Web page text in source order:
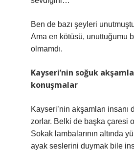
Ben de bazı şeyleri
Ama en kötüsü, unuttuğumu
olmamdı.
Kayseri’nin soğuk
konuşmalar
Kayseri’nin akşamları insanı
zorlar. Belki de başka çaresi
Sokak lambalarının altında
ayak seslerini duymak bile